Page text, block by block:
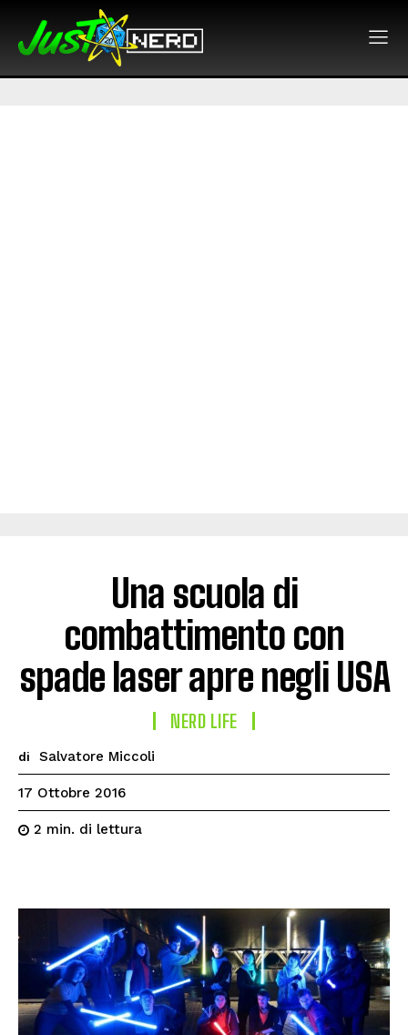
Una scuola di
combattimento con
spade laser apre negli USA
NERD LIFE
di Salvatore Miccoli
17 Ottobre 2016
2 min. di lettura